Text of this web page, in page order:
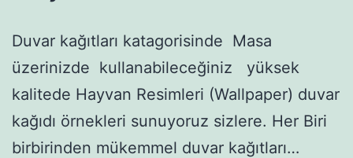
Duvar kağıtları katagorisinde Masa
üzerinizde kullanabileceğiniz yüksek
kalitede Hayvan Resimleri (Wallpaper) duvar
kağıdı örnekleri sunuyoruz sizlere. Her Biri
birbirinden mükemmel duvar kağıtları…